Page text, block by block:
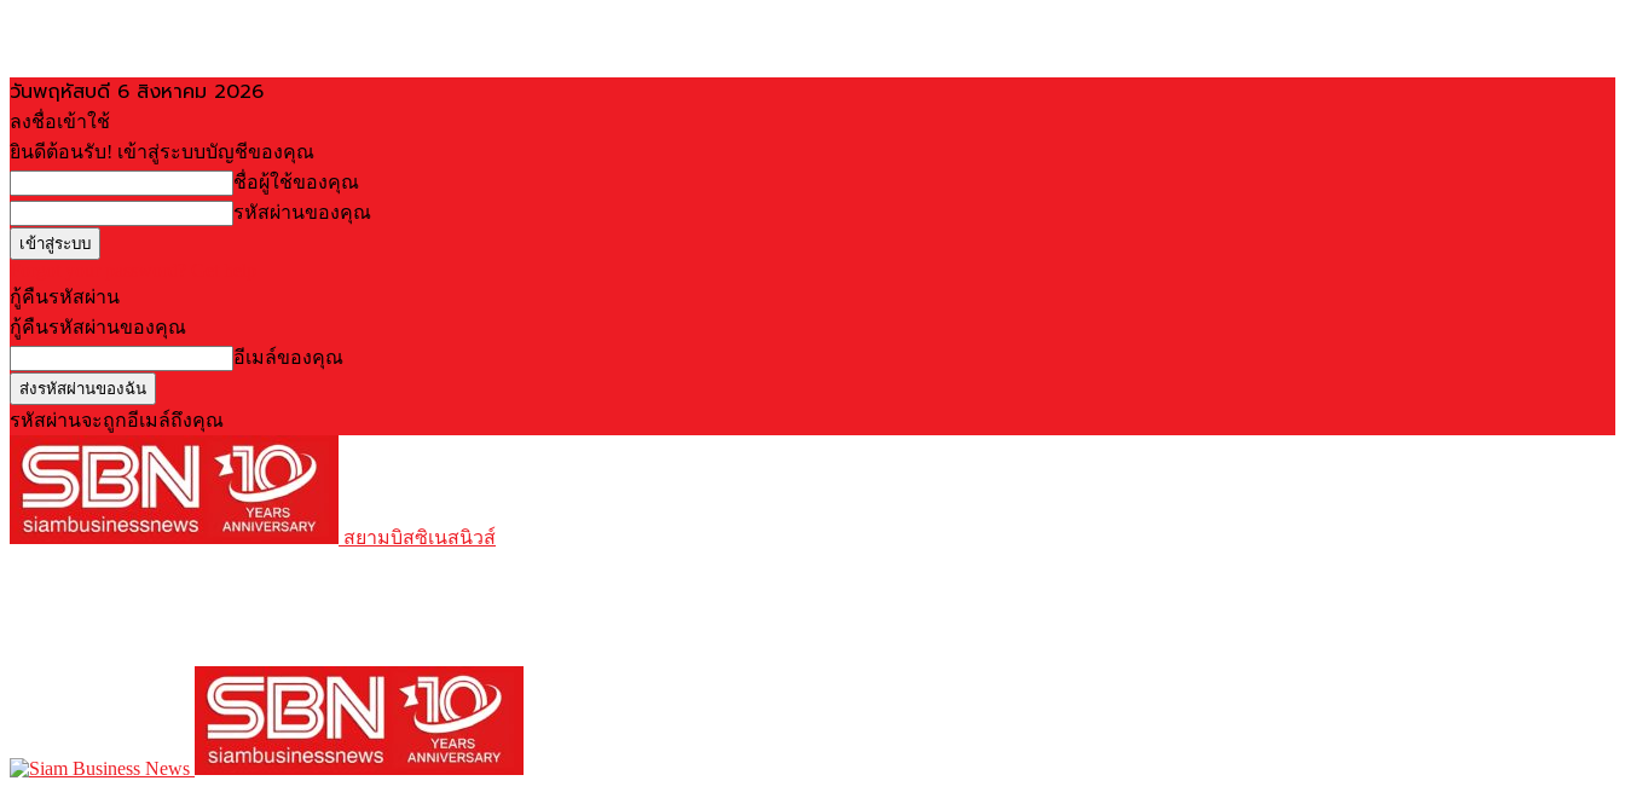
วันพฤหัสบดี 6 สิงหาคม 2026
ลงชื่อเข้าใช้
ยินดีต้อนรับ! เข้าสู่ระบบบัญชีของคุณ
ชื่อผู้ใช้ของคุณ
รหัสผ่านของคุณ
กู้คืนรหัสผ่าน
กู้คืนรหัสผ่านของคุณ
อีเมล์ของคุณ
รหัสผ่านจะถูกอีเมล์ถึงคุณ
สยามบิสซิเนสนิวส์